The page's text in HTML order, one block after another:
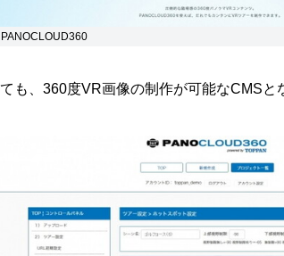
PANOCLOUD360
も、360度VR画像の制作が可能なCMSと